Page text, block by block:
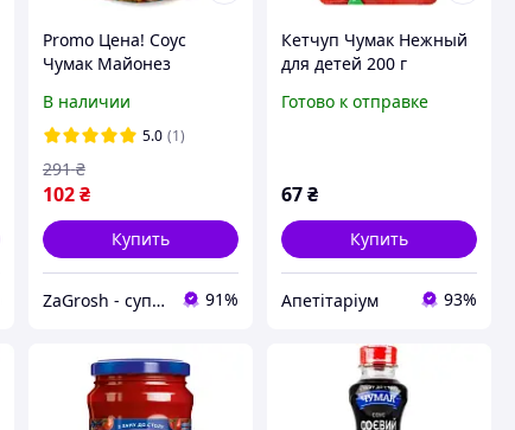
Promo Цена! Соус
Чумак Майонез
(4823096003603) -
только на
В наличии
5.0 (1)
102 ₴
291 ₴
Купить
ZaGrosh - супермаркет низких цен 91%
Кетчуп Чумак Нежный
для детей 200 г
Готово к отправке
67₴
Купить
Апетітаріум 93%